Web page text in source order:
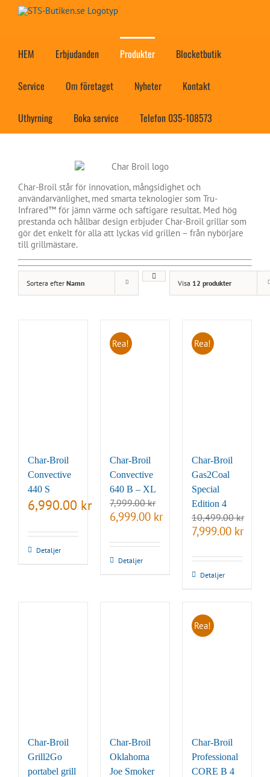
Fortsätt
HEM Erbjudanden Produkter Blocketbutik
Service Om företaget Nyheter Kontakt
Uthyrning Boka service Telefon 035-108573
Char-Broil står för innovation, mångsidighet och
användarvänlighet, med smarta teknologier som Tru-
Infrared™ för jämn värme och saftigare resultat. Med hög
prestanda och hållbar design erbjuder Char-Broil grillar som
gör det enkelt för alla att lyckas vid grillen – från nybörjare
till grillmästare.
Sortera efter Namn Visa 12 produkter
Char-Broil
Convective
440 S
6,990.00 kr
Detaljer
Rea!
Char-Broil
Convective
640 B – XL
7,999.00kr
Det
ursprungliga
var:
7,999.00 kr.
6,999.00 krDet
nuvarande
6,999.00 kr.
Detaljer
Rea!
Char-Broil
Gas2Coal
Special
Edition 4
10,499.00kr
Det
ursprungliga
var:
10,499.00 kr.
7,999.00 krDet
Detaljer
Char-Broil
Grill2Go
portabel grill
Char-Broil
Oklahoma
Joe Smoker
Rea!
Char-Broil
Professional
CORE B 4